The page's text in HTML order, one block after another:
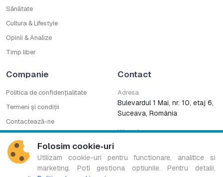
Sănătate
Cultura & Lifestyle
Opinii & Analize
Timp liber
Companie
Politica de confidențialitate
Termeni și condiții
Contactează-ne
CNA
Contact
Adresa
Bulevardul 1 Mai, nr. 10, etaj 6,
Suceava, România
WhatsApp
Folosim cookie‑uri
Utilizam cookie-uri pentru functionare, analitice si
marketing. Poti gestiona optiunile. Pentru detalii,